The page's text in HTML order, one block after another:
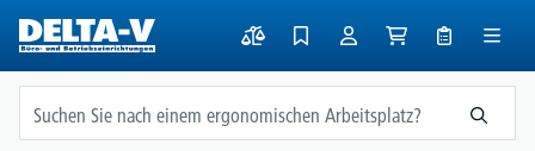
springen